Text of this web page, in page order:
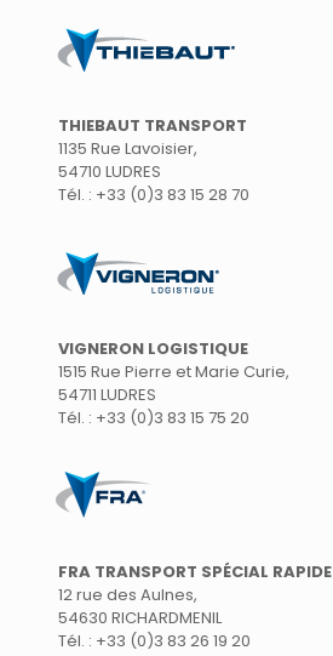
THIEBAUT TRANSPORT
1135 Rue Lavoisier,
54710 LUDRES
Tél. : +33 (0)3 83 15 28 70
VIGNERON LOGISTIQUE
1515 Rue Pierre et Marie Curie,
54711 LUDRES
Tél. : +33 (0)3 83 15 75 20
FRA TRANSPORT SPÉCIAL RAPIDE
12 rue des Aulnes,
54630 RICHARDMENIL
Tél. : +33 (0)3 83 26 19 20